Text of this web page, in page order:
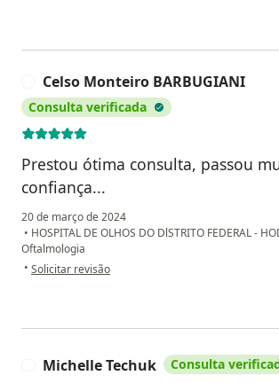
Celso Monteiro BARBUGIANI
Consulta verificada
Prestou ótima consulta, passou
confiança...
20 de março de 2024
• HOSPITAL DE OLHOS DO DlSTRITO FEDERAL -
Oftalmologia
• na opinião do utilizador Celso Monteiro
Solicitar revisão
Michelle Techuk Consulta